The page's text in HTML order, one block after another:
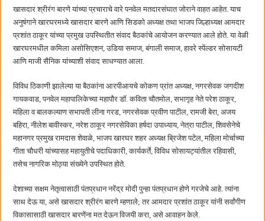
खासदार श्रीरंग बारणे यांच्या प्रचाराचे वारे पनवेल मतदारसंघात जोराने वाहत आहेत. याच
अनुषंगाने खारघरमध्ये खासदार बारणे आणि सिडको अध्यक्ष तथा भाजप जिल्हाध्यक्ष आमदार
प्रशांत ठाकूर यांच्या प्रमुख उपस्थितीत संवाद बैठकांचे आयोजन करण्यात आले होते. या वेळी
खारघरमधील कमिला असोसिएशन, उडिया समाज, बंगाली समाज, हावरे स्पेंल्डर सोसायटी
आणि माजी सैनिक यांच्याशी संवाद साधण्यात आला.
विविध ठिकाणी झालेल्या या बैठकांना आरपीआयचे कोकण प्रांत अध्यक्ष, नगरसेवक जगदीश
गायकवाड, पनवेल महापालिकेच्या महापौर डॉ. कविता चौतमोल, सभागृह नेते परेश ठाकूर,
महिला व बालकल्याण सभापती लीना गरड, नगरसेवक प्रवीण पाटील, रामजी बेरा, अजय
बहिरा, नीलेश बावीस्कर, नरेश ठाकूर नगरसेविका हर्षदा उपाध्याय, नेत्रा पाटील, शिवसेनेचे
महानगर प्रमुख रामदास शेवाळे, भाजप खारघर शहर अध्यक्ष ब्रिजेश पटेल, महिला मोर्चाच्या
गीता चौधरी यांच्यासह महायुतीचे पदाधिकारी, कार्यकर्ते, विविध सोसायट्यांतील रहिवासी,
तसेच नागरिक मोठ्या संख्येने उपस्थित होते.
देशाच्या सक्षम नेतृत्वासाठी पंतप्रधान नरेंद्र मोदी पुन्हा पंतप्रधान होणे गरजेचे आहे. त्यांना
साथ देऊ या, असे खासदार श्रीरंग बारणे म्हणाले; तर आमदार प्रशांत ठाकूर यांनी सर्वांगीण
विकासासाठी खासदार बारणेंना मत देऊन विजयी करा, असे आवाहन केले.